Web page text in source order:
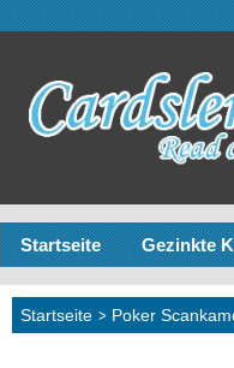
Startseite Gezinkte
Startseite > Poker